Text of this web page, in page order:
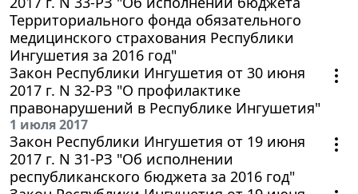
Территориального фонда обязательного
медицинского страхования Республики
Ингушетия за 2016 год"
Закон Республики Ингушетия от 30 июня
2017 г. N 32-РЗ "О профилактике
правонарушений в Республике Ингушетия"
1 июля 2017
Закон Республики Ингушетия от 19 июня
2017 г. N 31-РЗ "Об исполнении
республиканского бюджета за 2016 год"